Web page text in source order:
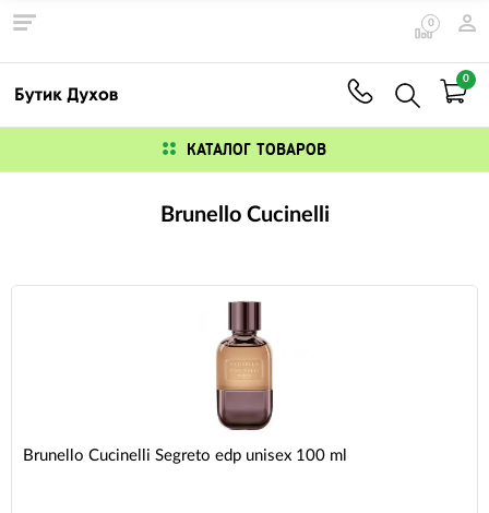
0
0
КАТАЛОГ ТОВАРОВ
Brunello Cucinelli
Brunello Cucinelli Segreto edp unisex 100 ml